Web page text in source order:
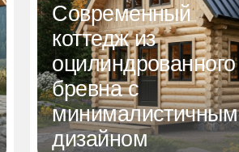
Современный
коттедж из
оцилиндрованного
бревна с
минималистичным
дизайном